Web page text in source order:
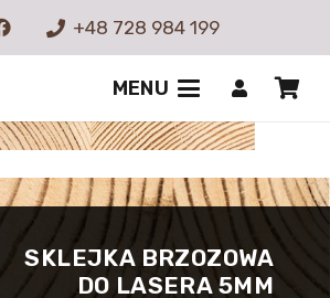
+48 728 984 199
MENU
SKLEJKA BRZOZOWA
DO LASERA 5MM